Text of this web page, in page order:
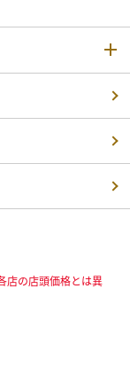
店の店頭価格とは異